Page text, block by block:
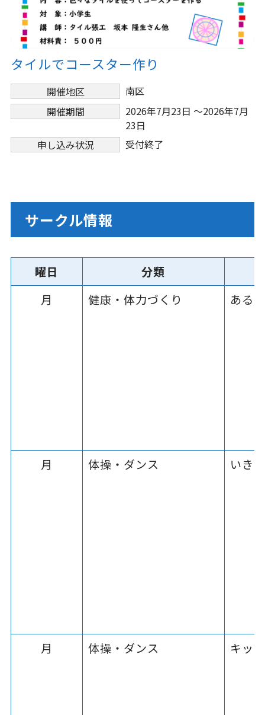
タイルでコースター作り
開催地区
南区
開催期間
2026年7月23日 ～2026年7月
23日
申し込み状況
受付終了
サークル情報
曜日
分類
月
健康・体力づくり ある
月 体操・ダンス いき
月 体操・ダンス キッ